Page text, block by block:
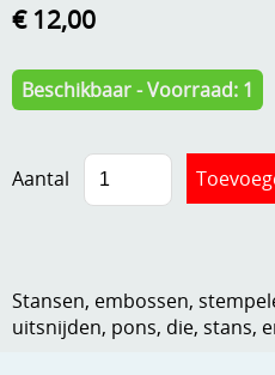
Embossen
Handige extra's
Hout , MDF,
Knipvellen
€ 12,00
Beschikbaar - Voorraad: 1
Aantal
Stansen, embossen,
uitsnijden, pons, die, stans,